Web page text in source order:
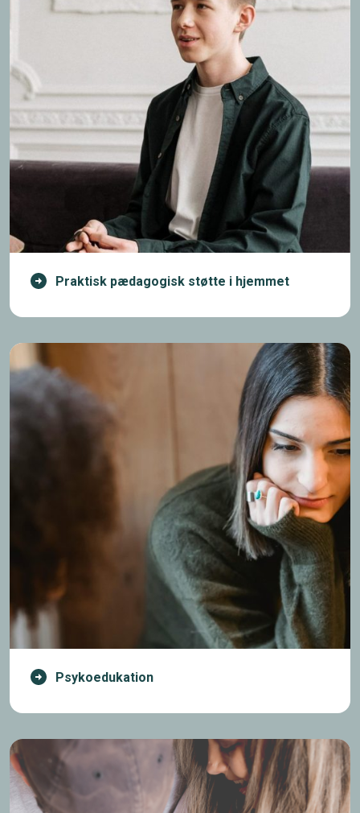
Praktisk pædagogisk støtte i hjemmet
Psykoedukation